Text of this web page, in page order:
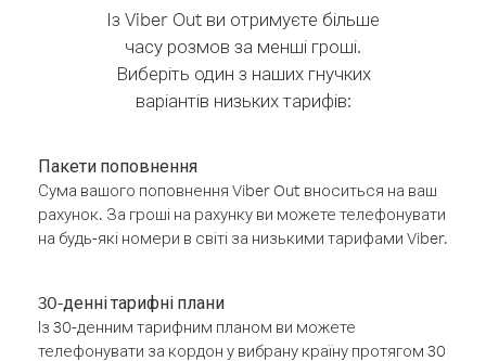
Із Viber Out ви отримуєте більше
часу розмов за менші гроші.
Виберіть один з наших гнучких
варіантів низьких тарифів:
Пакети поповнення
Сума вашого поповнення Viber Out вноситься на ваш
рахунок. За гроші на рахунку ви можете телефонувати
на будь-які номери в світі за низькими тарифами Viber.
30-денні тарифні плани
Із 30-денним тарифним планом ви можете
телефонувати за кордон у вибрану країну протягом 30